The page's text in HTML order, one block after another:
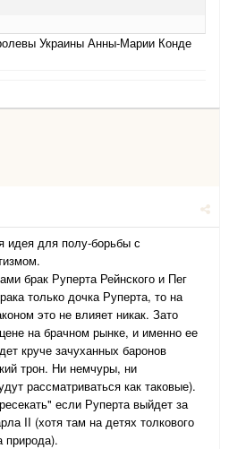
Украины Анны-Марии Конде
идея для полу-борьбы с
брак Руперта Рейнского и Пег
только дочка Руперта, то на
это не влияет никак. Зато
на брачном рынке, и именно ее
круче зачуханных баронов
трон. Ни немчуры, ни
рассматриваться как таковые).
если Руперта выйдет за
II (хотя там на детях толкового
природа).